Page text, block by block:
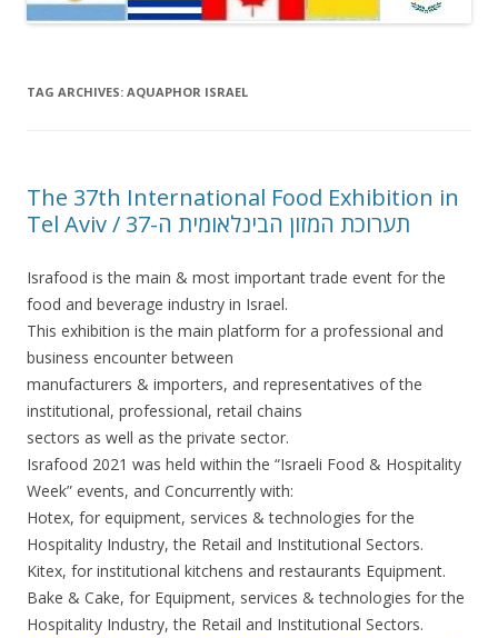
TAG ARCHIVES: AQUAPHOR ISRAEL
The 37th International Food Exhibition in
Tel Aviv / תערוכת המזון הבינלאומית ה-37
Israfood is the main & most important trade event for the
food and beverage industry in Israel.
This exhibition is the main platform for a professional and
business encounter between
manufacturers & importers, and representatives of the
institutional, professional, retail chains
sectors as well as the private sector.
Israfood 2021 was held within the “Israeli Food & Hospitality
Week” events, and Concurrently with:
Hotex, for equipment, services & technologies for the
Hospitality Industry, the Retail and Institutional Sectors.
Kitex, for institutional kitchens and restaurants Equipment.
Bake & Cake, for Equipment, services & technologies for the
Hospitality Industry, the Retail and Institutional Sectors.